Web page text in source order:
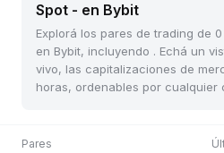
Spot - en Bybit
Explorá los pares de trading de
en Bybit, incluyendo . Echá un
vivo, las capitalizaciones de
horas, ordenables por cualquier
Pares